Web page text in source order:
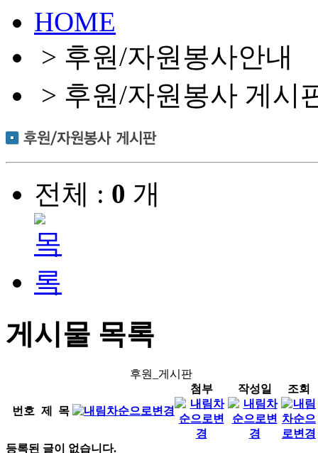
HOME
> 후원/자원봉사안내
> 후원/자원봉사 게시
전체 : 0 개
게시물 목록
후원_게시판
번호 제 목
첨부 작성일 조회
등록된 글이 없습니다.